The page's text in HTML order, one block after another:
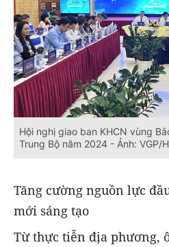
Hội nghị giao ban KHCN vùng
Trung Bộ năm 2024 - Ảnh: VGP/
Tăng cường nguồn lực
mới sáng tạo
Từ thực tiễn địa phương,